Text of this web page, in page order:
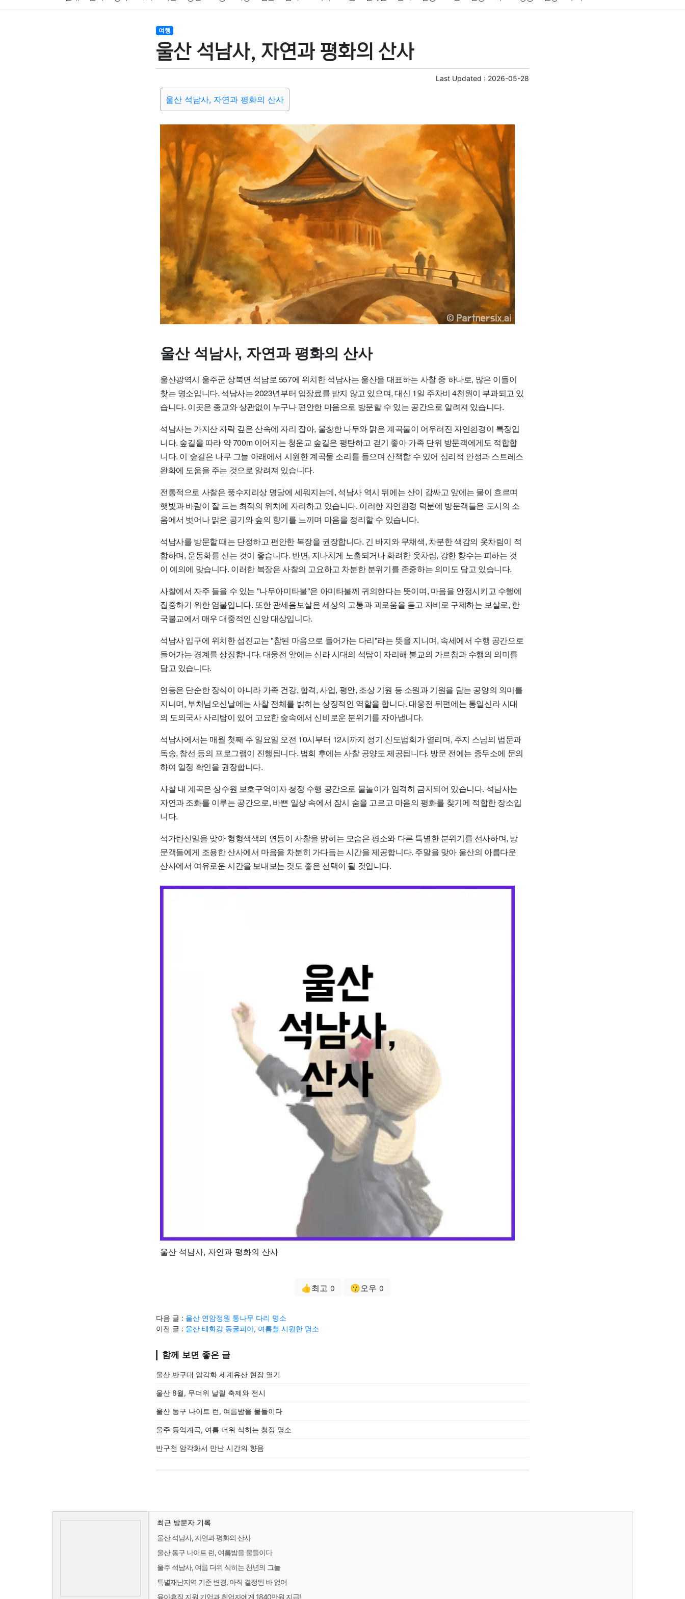
결혼 육아
기술 종교 사회 정치 건강 의료 의학 경제 마케팅 부동산
여행
울산 석남사, 자연과 평화의 산사
Last Updated : 2026-05-28
울산 석남사, 자연과 평화의 산사
울산 석남사, 자연과 평화의 산사
울산광역시 울주군 상북면 석남로 557에 위치한 석남사는 울산을 대표하는 사찰 중 하나로, 많은 이들이
찾는 명소입니다. 석남사는 2023년부터 입장료를 받지 않고 있으며, 대신 1일 주차비 4천원이 부과되고 있
습니다. 이곳은 종교와 상관없이 누구나 편안한 마음으로 방문할 수 있는 공간으로 알려져 있습니다.
석남사는 가지산 자락 깊은 산속에 자리 잡아, 울창한 나무와 맑은 계곡물이 어우러진 자연환경이 특징입
니다. 숲길을 따라 약 700m 이어지는 청운교 숲길은 평탄하고 걷기 좋아 가족 단위 방문객에게도 적합합
니다. 이 숲길은 나무 그늘 아래에서 시원한 계곡물 소리를 들으며 산책할 수 있어 심리적 안정과 스트레스
완화에 도움을 주는 것으로 알려져 있습니다.
전통적으로 사찰은 풍수지리상 명당에 세워지는데, 석남사 역시 뒤에는 산이 감싸고 앞에는 물이 흐르며
햇빛과 바람이 잘 드는 최적의 위치에 자리하고 있습니다. 이러한 자연환경 덕분에 방문객들은 도시의 소
음에서 벗어나 맑은 공기와 숲의 향기를 느끼며 마음을 정리할 수 있습니다.
석남사를 방문할 때는 단정하고 편안한 복장을 권장합니다. 긴 바지와 무채색, 차분한 색감의 옷차림이 적
합하며, 운동화를 신는 것이 좋습니다. 반면, 지나치게 노출되거나 화려한 옷차림, 강한 향수는 피하는 것
이 예의에 맞습니다. 이러한 복장은 사찰의 고요하고 차분한 분위기를 존중하는 의미도 담고 있습니다.
사찰에서 자주 들을 수 있는 "나무아미타불"은 아미타불께 귀의한다는 뜻이며, 마음을 안정시키고 수행에
집중하기 위한 염불입니다. 또한 관세음보살은 세상의 고통과 괴로움을 듣고 자비로 구제하는 보살로, 한
국불교에서 매우 대중적인 신앙 대상입니다.
석남사 입구에 위치한 섭진교는 "참된 마음으로 들어가는 다리"라는 뜻을 지니며, 속세에서 수행 공간으로
들어가는 경계를 상징합니다. 대웅전 앞에는 신라 시대의 석탑이 자리해 불교의 가르침과 수행의 의미를
담고 있습니다.
연등은 단순한 장식이 아니라 가족 건강, 합격, 사업, 평안, 조상 기원 등 소원과 기원을 담는 공양의 의미를
지니며, 부처님오신날에는 사찰 전체를 밝히는 상징적인 역할을 합니다. 대웅전 뒤편에는 통일신라 시대
의 도의국사 사리탑이 있어 고요한 숲속에서 신비로운 분위기를 자아냅니다.
석남사에서는 매월 첫째 주 일요일 오전 10시부터 12시까지 정기 신도법회가 열리며, 주지 스님의 법문과
독송, 참선 등의 프로그램이 진행됩니다. 법회 후에는 사찰 공양도 제공됩니다. 방문 전에는 종무소에 문의
하여 일정 확인을 권장합니다.
사찰 내 계곡은 상수원 보호구역이자 청정 수행 공간으로 물놀이가 엄격히 금지되어 있습니다. 석남사는
자연과 조화를 이루는 공간으로, 바쁜 일상 속에서 잠시 숨을 고르고 마음의 평화를 찾기에 적합한 장소입
니다.
석가탄신일을 맞아 형형색색의 연등이 사찰을 밝히는 모습은 평소와 다른 특별한 분위기를 선사하며, 방
문객들에게 조용한 산사에서 마음을 차분히 가다듬는 시간을 제공합니다. 주말을 맞아 울산의 아름다운
산사에서 여유로운 시간을 보내보는 것도 좋은 선택이 될 것입니다.
울산 석남사, 자연과 평화의 산사
👍최고 0 😗오우 0
다음 글 : 울산 연암정원 통나무 다리 명소
이전 글 : 울산 태화강 동굴피아, 여름철 시원한 명소
함께 보면 좋은 글
울산 반구대 암각화 세계유산 현장 열기
울산 8월, 무더위 날릴 축제와 전시
울산 동구 나이트 런, 여름밤을 물들이다
울주 등억계곡, 여름 더위 식히는 청정 명소
반구천 암각화서 만난 시간의 향음
최근 방문자 기록
울산 석남사, 자연과 평화의 산사
울산 동구 나이트 런, 여름밤을 물들이다
울주 석남사, 여름 더위 식히는 천년의 그늘
특별재난지역 기준 변경, 아직 결정된 바 없어
육아휴직 지원 기업과 취업자에게 1840만원 지급!